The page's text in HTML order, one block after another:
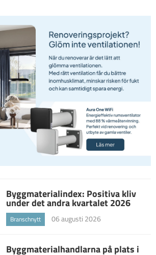
Byggmaterialindex: Positiva kliv
under det andra kvartalet 2026
Branschnytt 06 augusti 2026
Byggmaterialhandlarna på plats i